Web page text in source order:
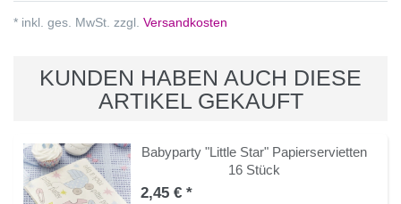
* inkl. ges. MwSt. zzgl. Versandkosten
KUNDEN HABEN AUCH DIESE
ARTIKEL GEKAUFT
Babyparty "Little Star" Papierservietten
16 Stück
2,45 € *